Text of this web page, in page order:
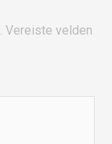
Vereiste velden